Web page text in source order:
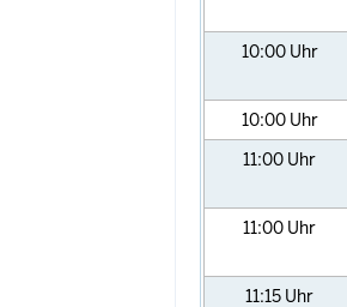
10:00 Uhr
10:00 Uhr
11:00 Uhr
11:00 Uhr
11:15 Uhr